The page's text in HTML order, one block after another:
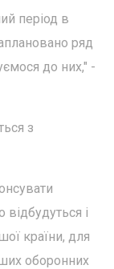
період в
ряд
до них," -
з
і
країни, для
оборонних